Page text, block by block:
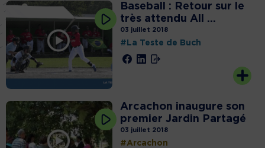
Baseball : Retour sur le
très attendu All ...
03 juillet 2018
#La Teste de Buch
Arcachon inaugure son
premier Jardin Partagé
03 juillet 2018
#Arcachon